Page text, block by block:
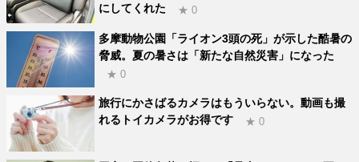
にしてくれた
★ 0
多摩動物公園「ライオン3頭の死」が示した酷暑の
脅威。夏の暑さは「新たな自然災害」になった
★ 0
旅行にかさばるカメラはもういらない。動画も撮
れるトイカメラがお得です
★ 0